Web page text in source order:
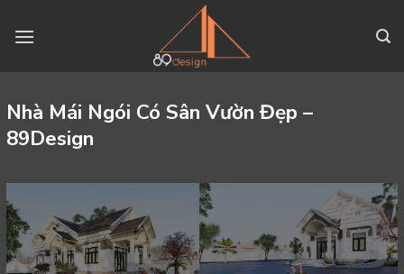
Nhà Mái Ngói Có Sân Vườn Đẹp –
89Design